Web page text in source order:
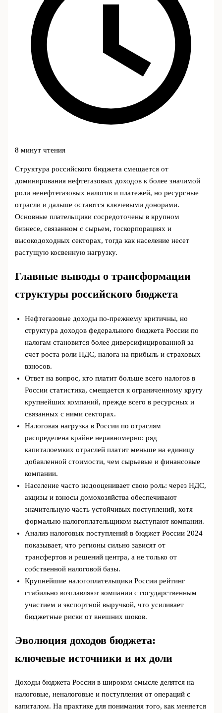
8 минут чтения
Структура российского бюджета смещается от
доминирования нефтегазовых доходов к более значимой
роли ненефтегазовых налогов и платежей, но ресурсные
отрасли и дальше остаются ключевыми донорами.
Основные плательщики сосредоточены в крупном
бизнесе, связанном с сырьем, госкорпорациях и
высокодоходных секторах, тогда как население несет
растущую косвенную нагрузку.
Главные выводы о трансформации
структуры российского бюджета
Нефтегазовые доходы по-прежнему критичны, но
структура доходов федерального бюджета России по
налогам становится более диверсифицированной за
счет роста роли НДС, налога на прибыль и страховых
взносов.
Ответ на вопрос, кто платит больше всего налогов в
России статистика, смещается к ограниченному кругу
крупнейших компаний, прежде всего в ресурсных и
связанных с ними секторах.
Налоговая нагрузка в России по отраслям
распределена крайне неравномерно: ряд
капиталоемких отраслей платит меньше на единицу
добавленной стоимости, чем сырьевые и финансовые
компании.
Население часто недооценивает свою роль: через НДС,
акцизы и взносы домохозяйства обеспечивают
значительную часть устойчивых поступлений, хотя
формально налогоплательщиком выступают компании.
Анализ налоговых поступлений в бюджет России 2024
показывает, что регионы сильно зависят от
трансфертов и решений центра, а не только от
собственной налоговой базы.
Крупнейшие налогоплательщики России рейтинг
стабильно возглавляют компании с государственным
участием и экспортной выручкой, что усиливает
бюджетные риски от внешних шоков.
Эволюция доходов бюджета:
ключевые источники и их доли
Доходы бюджета России в широком смысле делятся на
налоговые, неналоговые и поступления от операций с
капиталом. На практике для понимания того, как меняется